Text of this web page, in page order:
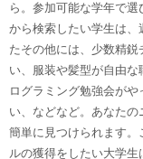
ら。参加可能な学年で
から検索したい学生は、
たその他には、少数精
い、服装や髪型が自由
ログラミング勉強会が
い、などなど。あなた
簡単に見つけられます
ルの獲得をしたい大学